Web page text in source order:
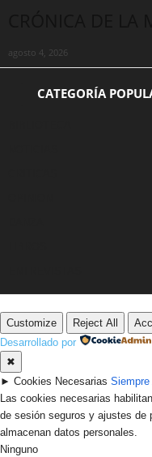
agosto 4, 2026
CATEGORÍA
Customize Reject All
Desarrollado por
✖
► Cookies Necesarias
Las cookies necesarias
de sesión seguros y ajustes de
almacenan datos personales.
Ninguno